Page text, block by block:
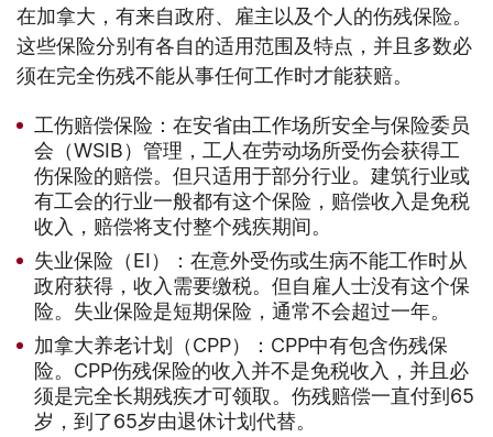
在加拿大，有来自政府、雇主以及个人的伤残保险。
这些保险分别有各自的适用范围及特点，并且多数必
须在完全伤残不能从事任何工作时才能获赔。
工伤赔偿保险：在安省由工作场所安全与保险委员
会（WSIB）管理，工人在劳动场所受伤会获得工
伤保险的赔偿。但只适用于部分行业。建筑行业或
有工会的行业一般都有这个保险，赔偿收入是免税
收入，赔偿将支付整个残疾期间。
失业保险（EI）：在意外受伤或生病不能工作时从
政府获得，收入需要缴税。但自雇人士没有这个保
险。失业保险是短期保险，通常不会超过一年。
加拿大养老计划（CPP）：CPP中有包含伤残保
险。CPP伤残保险的收入并不是免税收入，并且必
须是完全长期残疾才可领取。伤残赔偿一直付到65
岁，到了65岁由退休计划代替。